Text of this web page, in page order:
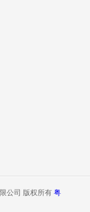
公司 版权所有 粤